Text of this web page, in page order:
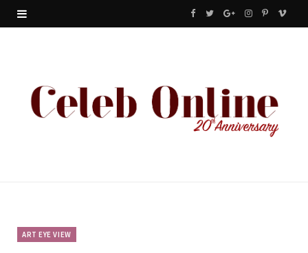
F
e
b
T
t
G
g
l
I
t
a
P
t
e
V
ART EYE VIEW